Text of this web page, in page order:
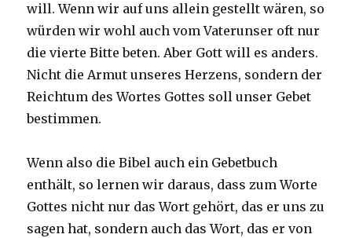
will. Wenn wir auf uns allein gestellt wären, so
würden wir wohl auch vom Vaterunser oft nur
die vierte Bitte beten. Aber Gott will es anders.
Nicht die Armut unseres Herzens, sondern der
Reichtum des Wortes Gottes soll unser Gebet
bestimmen.
Wenn also die Bibel auch ein Gebetbuch
enthält, so lernen wir daraus, dass zum Worte
Gottes nicht nur das Wort gehört, das er uns zu
sagen hat, sondern auch das Wort, das er von